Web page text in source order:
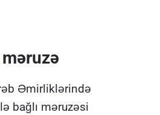
Əmirliklərində
bağlı məruzəsi